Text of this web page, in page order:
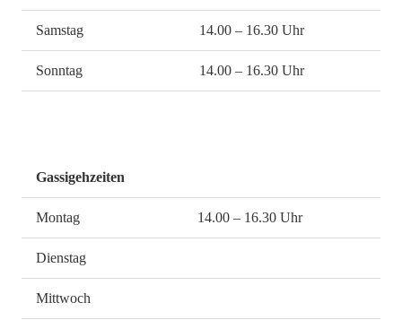
Samstag 14.00 – 16.30 Uhr
Sonntag 14.00 – 16.30 Uhr
Gassigehzeiten
Montag 14.00 – 16.30 Uhr
Dienstag
Mittwoch